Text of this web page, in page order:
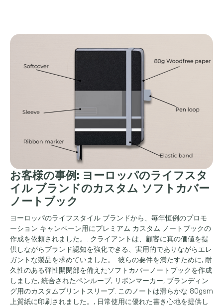
お客様の事例: ヨーロッパのライフスタ
イル ブランドのカスタム ソフトカバー
ノートブック
ヨーロッパのライフスタイル ブランドから、毎年恒例のプロモ
ーション キャンペーン用にプレミアム カスタム ノートブックの
作成を依頼されました。. クライアントは、顧客に真の価値を提
供しながらブランド認知を強化できる、実用的でありながらエレ
ガントな製品を求めていました。. 彼らの要件を満たすために, 耐
久性のある弾性開閉部を備えたソフトカバーノートブックを作成
しました, 統合されたペンループ, リボンマーカー, ブランディン
グ用のカスタムプリントスリーブ. このノートは滑らかな 80gsm
上質紙に印刷されました。, 日常使用に優れた書き心地を提供し